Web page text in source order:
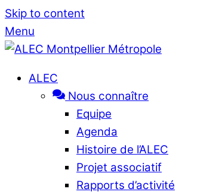
Skip to content
Menu
ALEC
Nous connaître
Equipe
Agenda
Histoire de l’ALEC
Projet associatif
Rapports d’activité